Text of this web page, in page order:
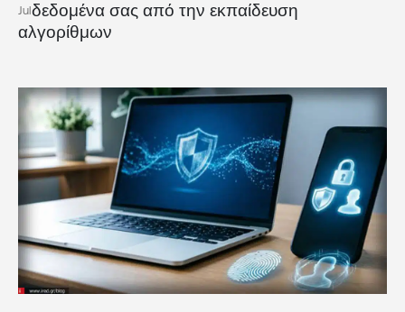
Julδεδομένα σας από την εκπαίδευση
αλγορίθμων